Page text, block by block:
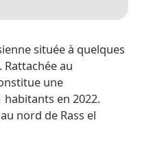
située à quelques
. Rattachée au
une
en 2022.
nord de Rass el